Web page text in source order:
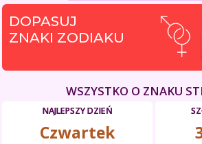
DOPASUJ
ZNAKI ZODIAKU
WSZYSTKO O ZNAKU
NAJLEPSZY DZIEŃ
Czwartek